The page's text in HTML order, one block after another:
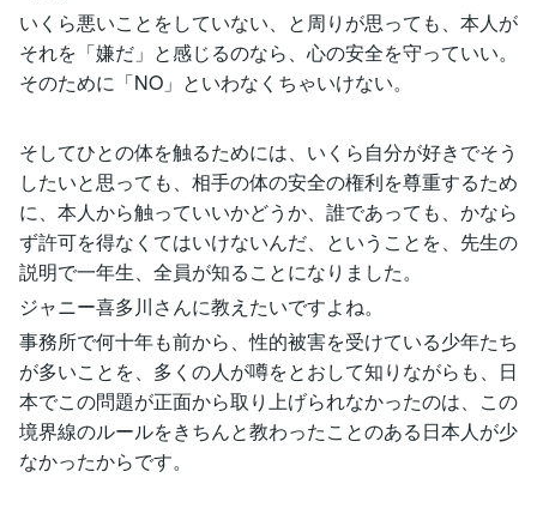
いくら悪いことをしていない、と周りが思っても、本人が
それを「嫌だ」と感じるのなら、心の安全を守っていい。
そのために「NO」といわなくちゃいけない。
そしてひとの体を触るためには、いくら自分が好きでそう
したいと思っても、相手の体の安全の権利を尊重するため
に、本人から触っていいかどうか、誰であっても、かなら
ず許可を得なくてはいけないんだ、ということを、先生の
説明で一年生、全員が知ることになりました。
ジャニー喜多川さんに教えたいですよね。
事務所で何十年も前から、性的被害を受けている少年たち
が多いことを、多くの人が噂をとおして知りながらも、日
本でこの問題が正面から取り上げられなかったのは、この
境界線のルールをきちんと教わったことのある日本人が少
なかったからです。